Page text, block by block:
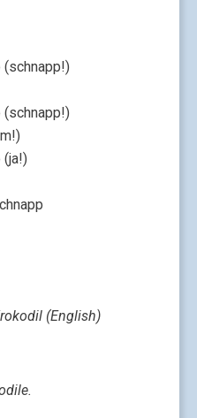
(schnapp!)
(schnapp!)
(ja!)
(English)